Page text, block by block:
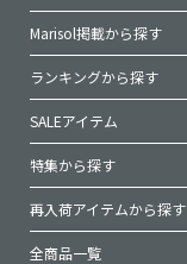
Marisol掲載から探す
ランキングから探す
SALEアイテム
特集から探す
再入荷アイテムから探す
全商品一覧